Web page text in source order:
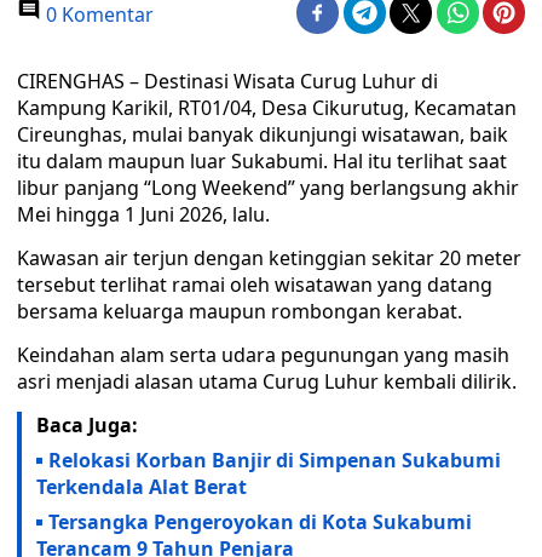
0 Komentar
CIRENGHAS – Destinasi Wisata Curug Luhur di
Kampung Karikil, RT01/04, Desa Cikurutug, Kecamatan
Cireunghas, mulai banyak dikunjungi wisatawan, baik
itu dalam maupun luar Sukabumi. Hal itu terlihat saat
libur panjang “Long Weekend” yang berlangsung akhir
Mei hingga 1 Juni 2026, lalu.
Kawasan air terjun dengan ketinggian sekitar 20 meter
tersebut terlihat ramai oleh wisatawan yang datang
bersama keluarga maupun rombongan kerabat.
Keindahan alam serta udara pegunungan yang masih
asri menjadi alasan utama Curug Luhur kembali dilirik.
Baca Juga:
Relokasi Korban Banjir di Simpenan Sukabumi
Terkendala Alat Berat
Tersangka Pengeroyokan di Kota Sukabumi
Terancam 9 Tahun Penjara